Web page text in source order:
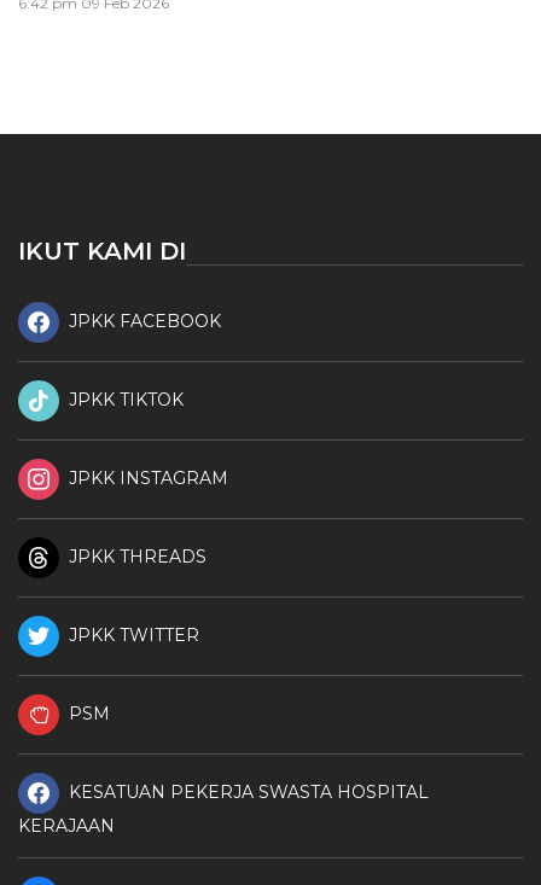
IKUT KAMI DI
JPKK FACEBOOK
JPKK TIKTOK
JPKK INSTAGRAM
JPKK THREADS
JPKK TWITTER
PSM
KESATUAN PEKERJA SWASTA HOSPITAL
KERAJAAN